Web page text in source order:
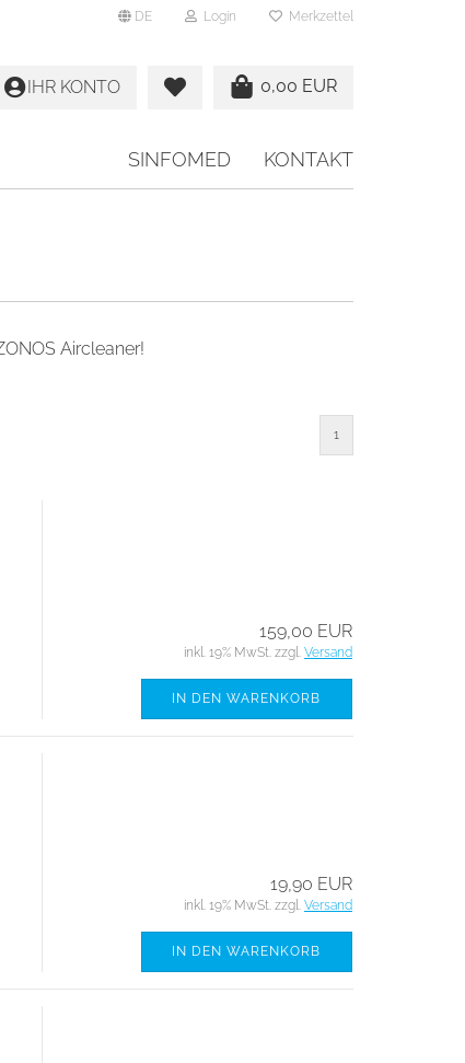
DE Login Merkzettel
0,00 EUR
IHR KONTO
SINFOMED KONTAKT
Aircleaner!
1
159,00 EUR
inkl. 19% MwSt. zzgl. Versand
IN DEN WARENKORB
19,90 EUR
inkl. 19% MwSt. zzgl. Versand
IN DEN WARENKORB